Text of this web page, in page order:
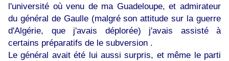
l'université où venu de ma Guadeloupe, et admirateur
du général de Gaulle (malgré son attitude sur la guerre
d'Algérie, que j'avais déplorée) j'avais assisté à
certains préparatifs de le subversion .
Le général avait été lui aussi surpris, et même le parti